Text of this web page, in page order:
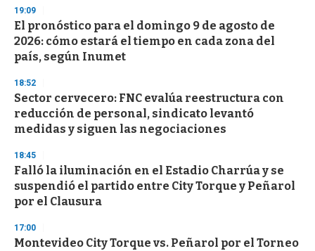
19:09
El pronóstico para el domingo 9 de agosto de
2026: cómo estará el tiempo en cada zona del
país, según Inumet
18:52
Sector cervecero: FNC evalúa reestructura con
reducción de personal, sindicato levantó
medidas y siguen las negociaciones
18:45
Falló la iluminación en el Estadio Charrúa y se
suspendió el partido entre City Torque y Peñarol
por el Clausura
17:00
Montevideo City Torque vs. Peñarol por el Torneo